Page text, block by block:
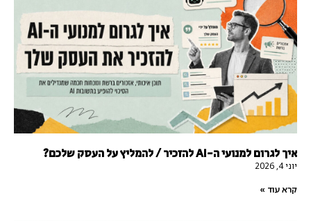
איך לגרום למנועי ה-AI להזכיר / להמליץ על העסק שלכם?
יוני 4, 2026
קרא עוד »